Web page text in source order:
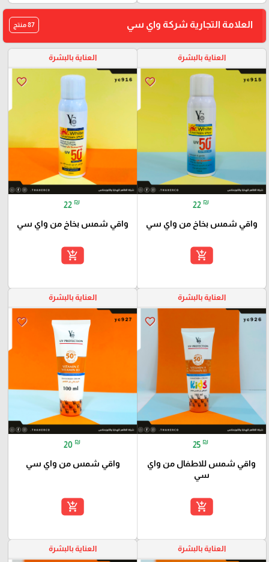
العلامة التجارية شركة واي سي 87 منتج
العناية بالبشرة
favorite_border
22 ₪
واقي شمس بخاخ من واي سي
add_shopping_cart
العناية بالبشرة
favorite_border
22 ₪
واقي شمس بخاخ من واي سي
add_shopping_cart
العناية بالبشرة
favorite_border
25 ₪
واقي شمس للاطفال من واي
سي
add_shopping_cart
العناية بالبشرة
favorite_border
20 ₪
واقي شمس من واي سي
add_shopping_cart
العناية بالبشرة العناية بالبشرة